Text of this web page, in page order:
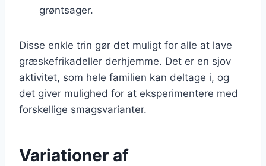
grøntsager.
Disse enkle trin gør det muligt for alle at lave
græskefrikadeller derhjemme. Det er en sjov
aktivitet, som hele familien kan deltage i, og
det giver mulighed for at eksperimentere med
forskellige smagsvarianter.
Variationer af